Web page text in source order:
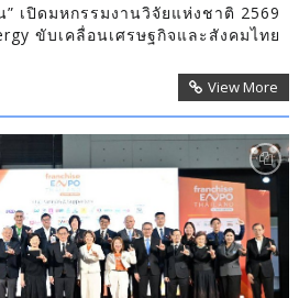
เปิดมหกรรมงานวิจัยแห่งชาติ 2569
ขับเคลื่อนเศรษฐกิจและสังคมไทย
View More